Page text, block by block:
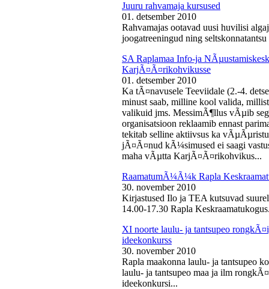
Juuru rahvamaja kursused
01. detsember 2010
Rahvamajas ootavad uusi huvilisi
joogatreeningud ning seltskonnatantsu
SA Raplamaa Info-ja
KarjÃ¤Ã¤rikohvikusse
01. detsember 2010
Ka tÃ¤navusele Teeviidale (2.-4.
minust saab, milline kool valida,
valikuid jms. MessimÃ¶llus vÃµib
organisatsioon reklaamib ennast
tekitab selline aktiivsus ka
jÃ¤Ã¤nud kÃ¼simused ei saagi
maha vÃµtta KarjÃ¤Ã¤rikohvikus...
RaamatumÃ¼Ã¼k Rapla
30. november 2010
Kirjastused Ilo ja TEA kutsuvad
14.00-17.30 Rapla
XI noorte laulu- ja tantsupeo
ideekonkurss
30. november 2010
Rapla maakonna laulu- ja tantsupeo
laulu- ja tantsupeo maa ja ilm
ideekonkursi...